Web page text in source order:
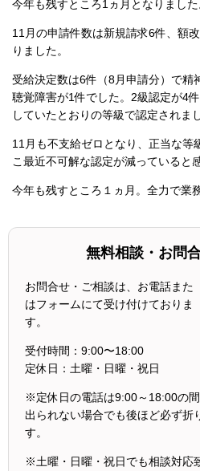
今年も残すところ1ヵ月となりました
11月の申請件数は新規請求6件、額
りました。
受給決定数は6件（8月申請分）で精
聴覚障害が1件でした。2級認定が4
していたとおりの等級で認定されま
11月も不支給ゼロとなり、正当な等
こ最近不可解な認定が減っていると
今年も残すところ１ヵ月。全力で業
無料相談・お問
お問合せ・ご相談は、お電話また
はフォームにて受け付けておりま
す。
受付時間： 9:00〜18:00
定休日： 土曜・日曜・祝日
※定休日の電話は9:00～18:00の
出られない場合でも後ほど必ず折
す。
※土曜・日曜・祝日でも相談対応